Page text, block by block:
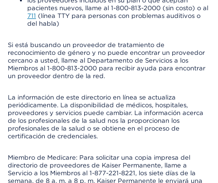
pacientes nuevos, llame al 1-800-813-2000 (sin costo) o al
711 (línea TTY para personas con problemas auditivos o
del habla)
Si está buscando un proveedor de tratamiento de
reconocimiento de género y no puede encontrar un proveedor
cercano a usted, llame al Departamento de Servicios a los
Miembros al 1-800-813-2000 para recibir ayuda para encontrar
un proveedor dentro de la red.
La información de este directorio en línea se actualiza
periódicamente. La disponibilidad de médicos, hospitales,
proveedores y servicios puede cambiar. La información acerca
de los profesionales de la salud nos la proporcionan los
profesionales de la salud o se obtiene en el proceso de
certificación de credenciales.
Miembro de Medicare: Para solicitar una copia impresa del
directorio de proveedores de Kaiser Permanente, llame a
Servicio a los Miembros al 1-877-221-8221, los siete días de la
semana, de 8 a. m. a 8 p. m. Kaiser Permanente le enviará una